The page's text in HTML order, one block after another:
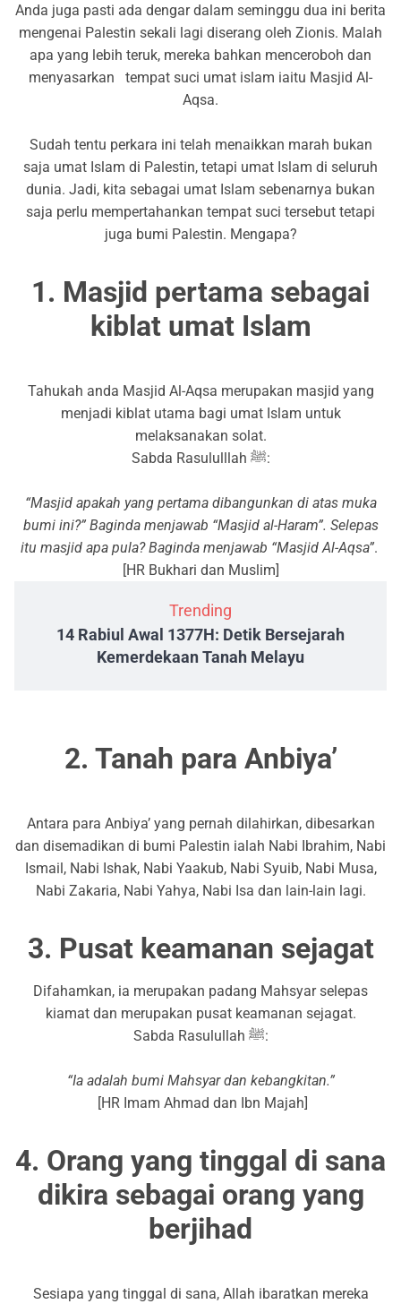
Anda juga pasti ada dengar dalam seminggu dua ini berita
mengenai Palestin sekali lagi diserang oleh Zionis. Malah
apa yang lebih teruk, mereka bahkan menceroboh dan
menyasarkan
tempat suci umat islam iaitu Masjid Al-
Aqsa.
Sudah tentu perkara ini telah menaikkan marah bukan
saja umat Islam di Palestin, tetapi umat Islam di seluruh
dunia. Jadi, kita sebagai umat Islam sebenarnya bukan
saja perlu mempertahankan tempat suci tersebut tetapi
juga bumi Palestin. Mengapa?
1. Masjid pertama sebagai
kiblat umat Islam
Tahukah anda Masjid Al-Aqsa merupakan masjid yang
menjadi kiblat utama bagi umat Islam untuk
melaksanakan solat.
Sabda Rasululllah ﷺ:
“Masjid apakah yang pertama dibangunkan di atas muka
bumi ini?” Baginda menjawab “Masjid al-Haram”. Selepas
itu masjid apa pula? Baginda menjawab “Masjid Al-Aqsa”.
[HR Bukhari dan Muslim]
Trending
14 Rabiul Awal 1377H: Detik Bersejarah
Kemerdekaan Tanah Melayu
2. Tanah para Anbiya’
Antara para Anbiya’ yang pernah dilahirkan, dibesarkan
dan disemadikan di bumi Palestin ialah Nabi Ibrahim, Nabi
Ismail, Nabi Ishak, Nabi Yaakub, Nabi Syuib, Nabi Musa,
Nabi Zakaria, Nabi Yahya, Nabi Isa dan lain-lain lagi.
3. Pusat keamanan sejagat
Difahamkan, ia merupakan padang Mahsyar selepas
kiamat dan merupakan pusat keamanan sejagat.
Sabda Rasulullah ﷺ:
“Ia adalah bumi Mahsyar dan kebangkitan.”
[HR Imam Ahmad dan Ibn Majah]
4. Orang yang tinggal di sana
dikira sebagai orang yang
berjihad
Sesiapa yang tinggal di sana, Allah ibaratkan mereka